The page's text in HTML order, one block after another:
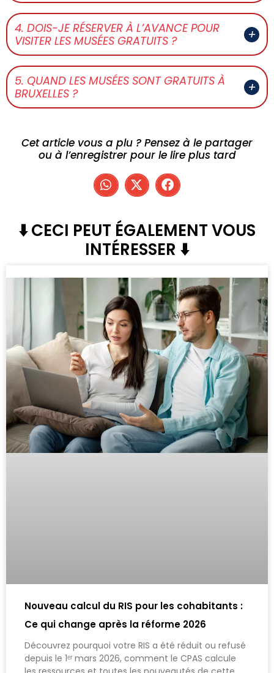
4. DOIS-JE RÉSERVER À L’AVANCE POUR
VISITER LES MUSÉES GRATUITS ?
5. QUAND LES MUSÉES SONT GRATUITS À
BRUXELLES ?
Cet article vous a plu ? Pensez à le partager
ou à l’enregistrer pour le lire plus tard
⬇️ CECI PEUT ÉGALEMENT VOUS
INTÉRESSER ⬇️
Nouveau calcul du RIS pour les cohabitants :
Ce qui change après la réforme 2026
Découvrez pourquoi votre RIS a été réduit ou refusé
depuis le 1ᵉʳ mars 2026, comment le CPAS calcule